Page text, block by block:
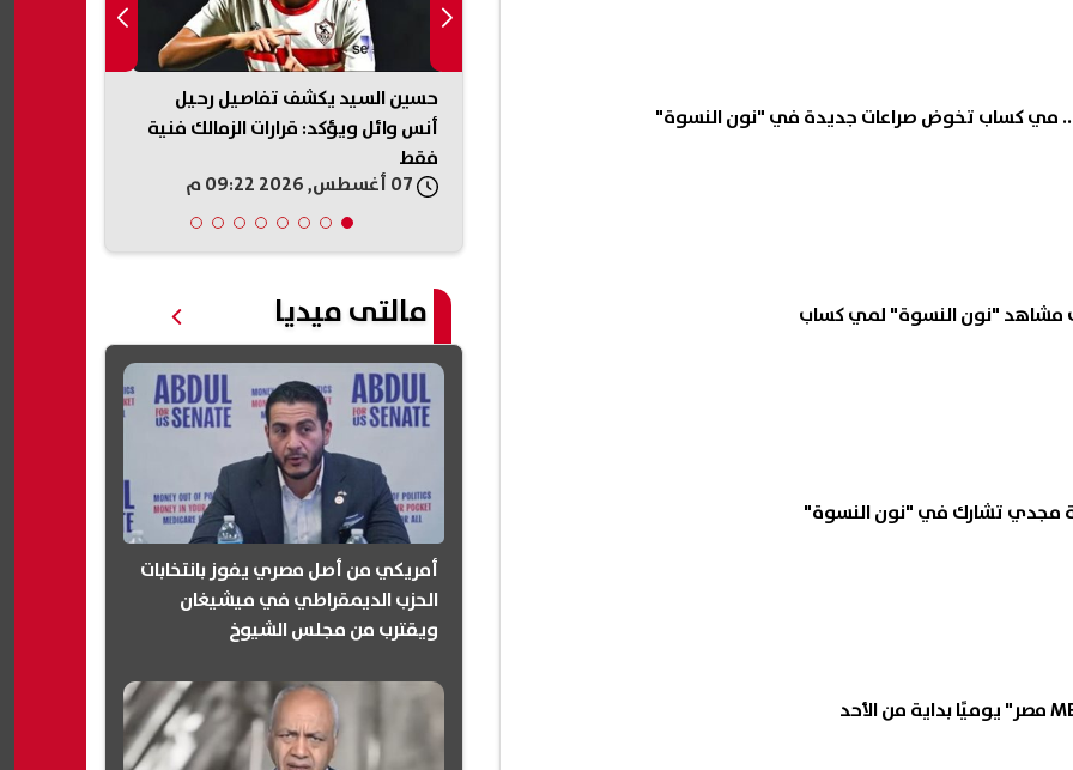
مشاهد "نون النسوة" لمي كساب
وروسيا ترد بشكل عنيف
تسجيل رغبات المرحلة الأولى وخطوات
حسين السيد يكشف تفاصيل رحيل
أنس وائل ويؤكد: قرارات الزمالك فنية
فقط
مالتى ميديا
أمريكي من أصل مصري يفوز بانتخابات
الحزب الديمقراطي في ميشيغان
ويقترب من مجلس الشيوخ